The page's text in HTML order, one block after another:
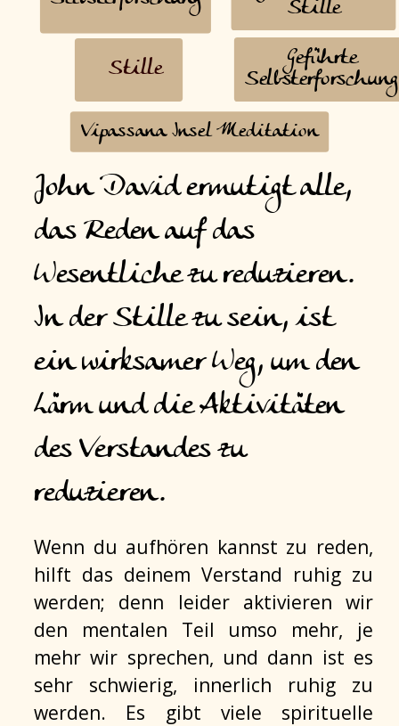
Stille
Stille
Geführte
Selbsterforschung
Vipassana Insel Meditation
John David ermutigt alle,
das Reden auf das
Wesentliche zu reduzieren.
In der Stille zu sein, ist
ein wirksamer Weg, um den
Lärm und die Aktivitäten
des Verstandes zu
reduzieren.
Wenn du aufhören kannst zu reden,
hilft das deinem Verstand ruhig zu
werden; denn leider aktivieren wir
den mentalen Teil umso mehr, je
mehr wir sprechen, und dann ist es
sehr schwierig, innerlich ruhig zu
werden. Es gibt viele spirituelle